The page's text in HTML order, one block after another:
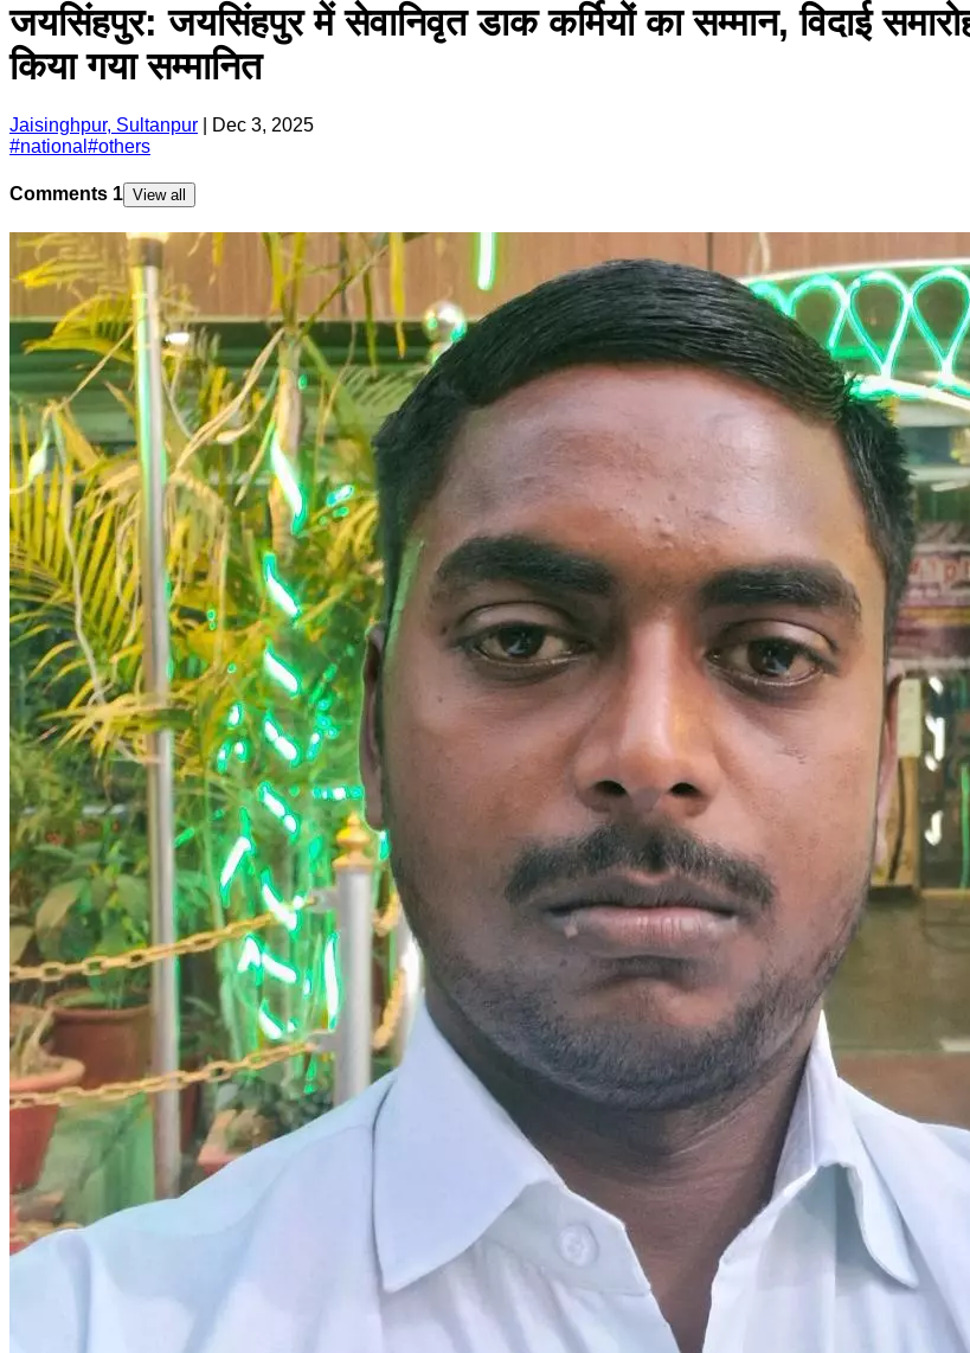
जयसिंहपुर: जयसिंहपुर में सेवानिवृत डाक कर्मियों का सम्मान, विदाई
किया गया सम्मानित
Jaisinghpur, Sultanpur
Dec 3, 2025
#national #others
Comments 1 View all